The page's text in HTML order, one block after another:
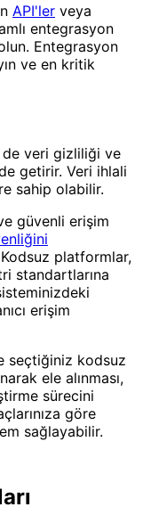
API'ler veya
entegrasyon
Entegrasyon
ve en kritik
de veri gizliliği ve
getirir. Veri ihlali
sahip olabilir.
güvenli erişim
platformlar,
standartlarına
erişim
seçtiğiniz kodsuz
ele alınması,
sürecini
göre
sağlayabilir.